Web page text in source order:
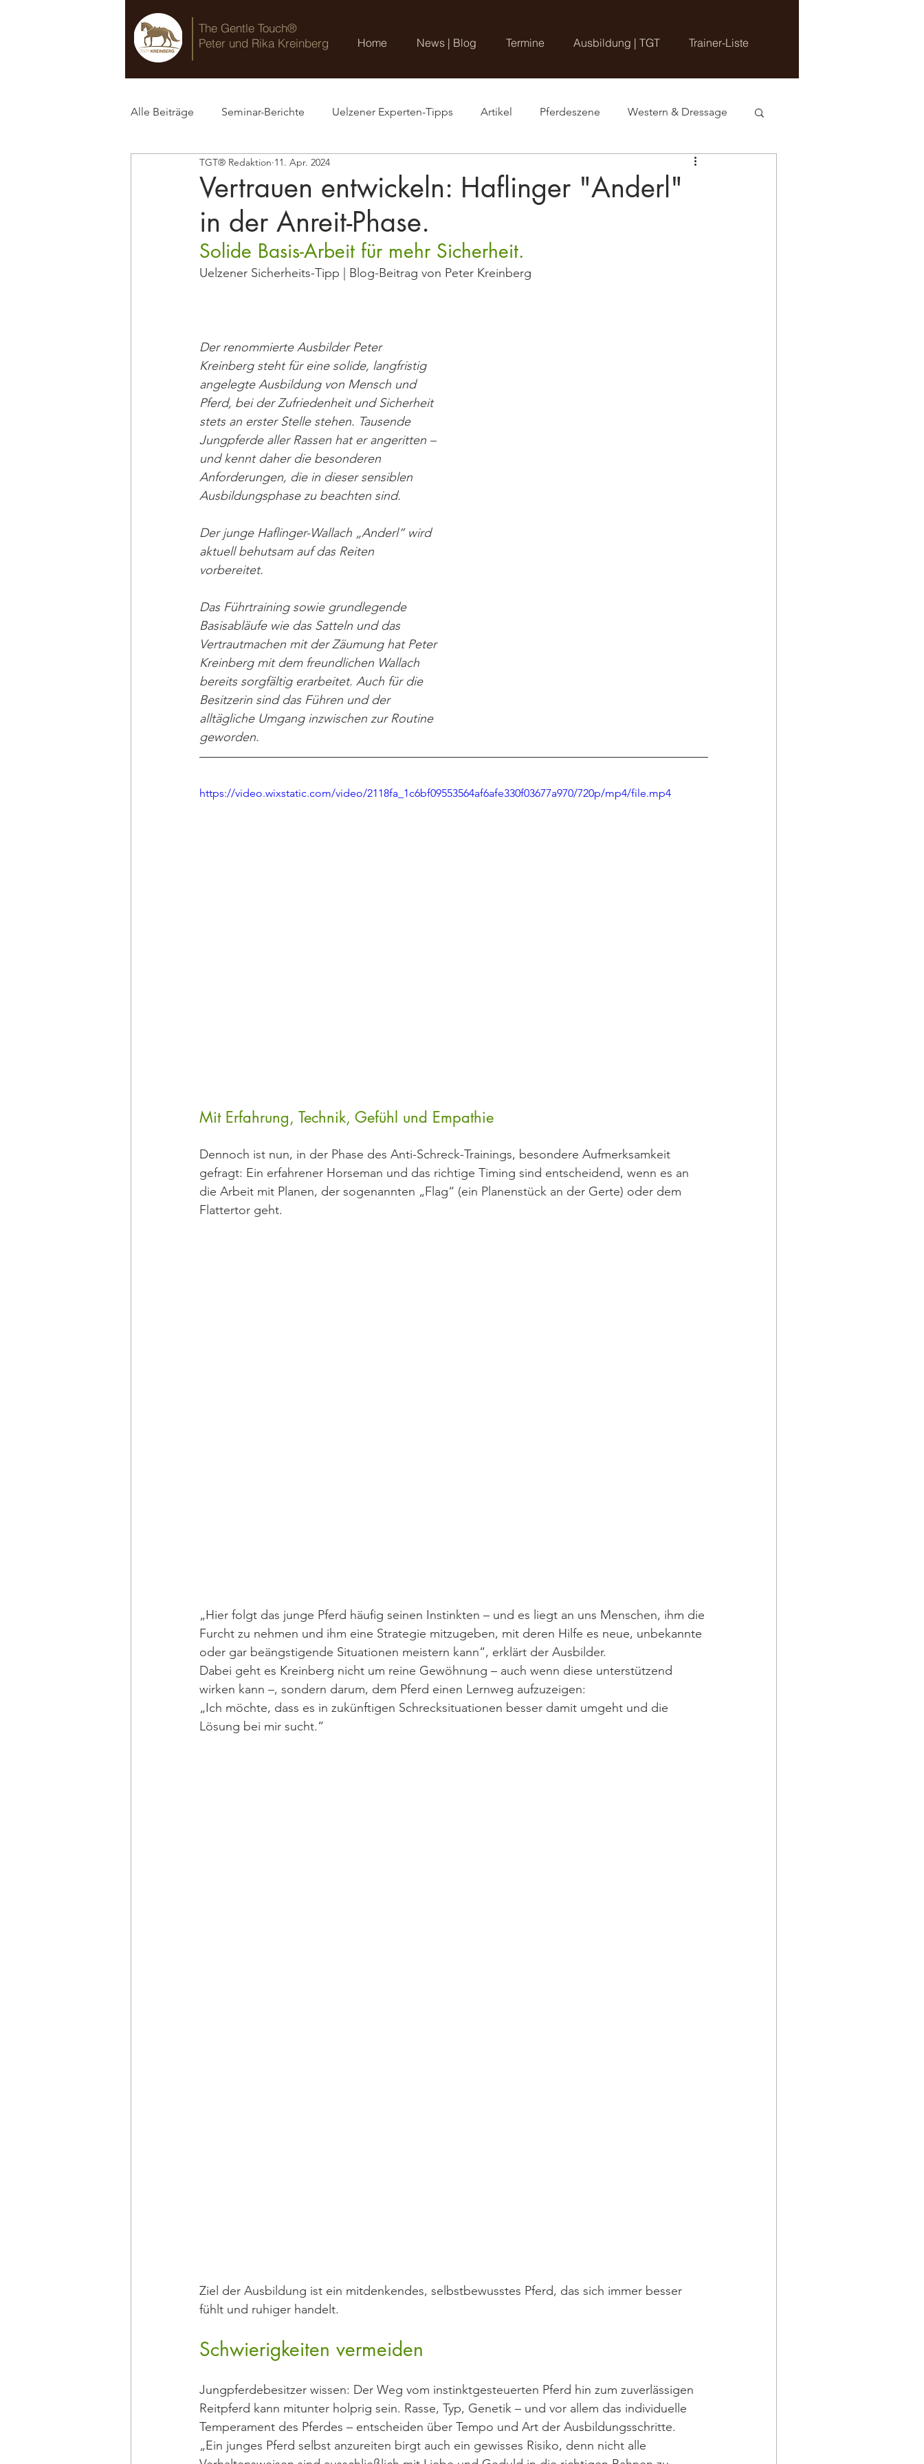
The Gentle Touch®
Peter und Rika Kreinberg
Home News | Blog Termine Ausbildung | TGT Trainer-Liste
Alle Beiträge Seminar-Berichte Uelzener Experten-Tipps Artikel Pferdeszene Western & Dressage
TGT® Blog
Vertrauen entwickeln: Haflinger "Anderl"
in der Anreit-Phase.
TGT® Redaktion 11. Apr. 2024
Solide Basis-Arbeit für mehr Sicherheit.
Uelzener Sicherheits-Tipp | Blog-Beitrag von Peter Kreinberg
Der renommierte Ausbilder Peter
Kreinberg steht für eine solide, langfristig
angelegte Ausbildung von Mensch und
Pferd, bei der Zufriedenheit und Sicherheit
stets an erster Stelle stehen. Tausende
Jungpferde aller Rassen hat er angeritten –
und kennt daher die besonderen
Anforderungen, die in dieser sensiblen
Ausbildungsphase zu beachten sind.
Der junge Haflinger-Wallach „Anderl“ wird
aktuell behutsam auf das Reiten
vorbereitet.
Das Führtraining sowie grundlegende
Basisabläufe wie das Satteln und das
Vertrautmachen mit der Zäumung hat Peter
Kreinberg mit dem freundlichen Wallach
bereits sorgfältig erarbeitet. Auch für die
Besitzerin sind das Führen und der
alltägliche Umgang inzwischen zur Routine
geworden.
https://video.wixstatic.com/video/2118fa_1c6bf09553564af6afe330f03677a970/720p/mp4/file.mp4
Mit Erfahrung, Technik, Gefühl und Empathie
Dennoch ist nun, in der Phase des Anti-Schreck-Trainings, besondere Aufmerksamkeit
gefragt: Ein erfahrener Horseman und das richtige Timing sind entscheidend, wenn es an
die Arbeit mit Planen, der sogenannten „Flag“ (ein Planenstück an der Gerte) oder dem
Flattertor geht.
„Hier folgt das junge Pferd häufig seinen Instinkten – und es liegt an uns Menschen, ihm die
Furcht zu nehmen und ihm eine Strategie mitzugeben, mit deren Hilfe es neue, unbekannte
oder gar beängstigende Situationen meistern kann“, erklärt der Ausbilder.
Dabei geht es Kreinberg nicht um reine Gewöhnung – auch wenn diese unterstützend
wirken kann –, sondern darum, dem Pferd einen Lernweg aufzuzeigen:
„Ich möchte, dass es in zukünftigen Schrecksituationen besser damit umgeht und die
Lösung bei mir sucht.“
Ziel der Ausbildung ist ein mitdenkendes, selbstbewusstes Pferd, das sich immer besser
fühlt und ruhiger handelt.
Schwierigkeiten vermeiden
Jungpferdebesitzer wissen: Der Weg vom instinktgesteuerten Pferd hin zum zuverlässigen
Reitpferd kann mitunter holprig sein. Rasse, Typ, Genetik – und vor allem das individuelle
Temperament des Pferdes – entscheiden über Tempo und Art der Ausbildungsschritte.
„Ein junges Pferd selbst anzureiten birgt auch ein gewisses Risiko, denn nicht alle